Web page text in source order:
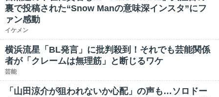
裏で投稿された“Snow Manの意味深インスタ”にフ
ァン感動
イケメン
横浜流星「BL発言」に批判殺到！それでも芸能関係
者が「クレームは無理筋」と断じるワケ
芸能
「山田涼介が狙われないか心配」の声も…ソロドー